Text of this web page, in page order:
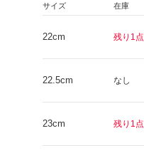
サイズ 在庫
22cm 残り1点
22.5cm なし
23cm 残り1点